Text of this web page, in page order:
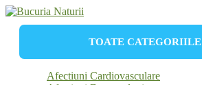
TOATE CATEGORIILE
Afectiuni Cardiovasculare